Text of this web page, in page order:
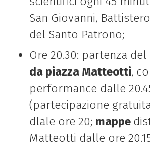
San Giovanni,
del Santo Patrono;
Ore 20.30: partenza del
da piazza Matteotti,
performance dalle
(partecipazione
dlale ore 20; mappe
Matteotti dalle ore